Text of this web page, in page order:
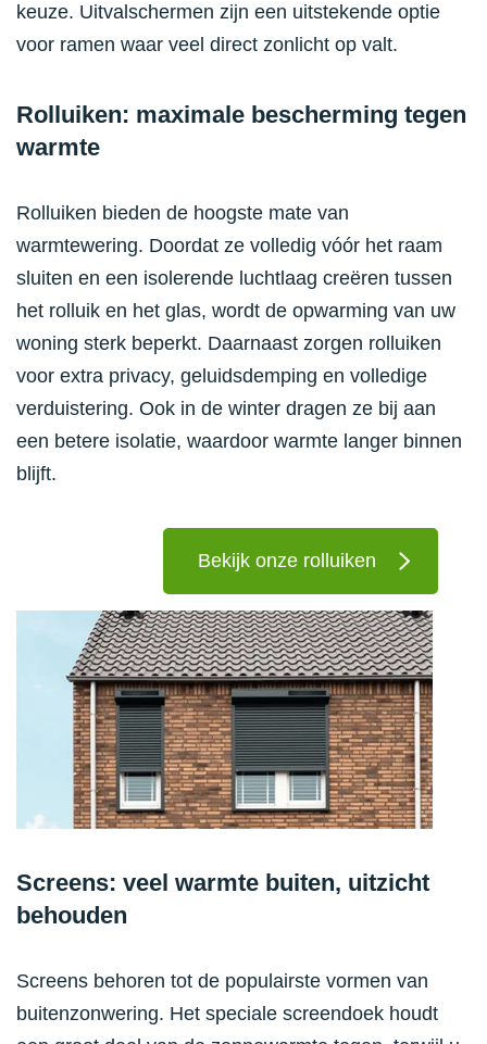
keuze. Uitvalschermen zijn een uitstekende optie
voor ramen waar veel direct zonlicht op valt.
Rolluiken: maximale bescherming tegen
warmte
Rolluiken bieden de hoogste mate van
warmtewering. Doordat ze volledig vóór het raam
sluiten en een isolerende luchtlaag creëren tussen
het rolluik en het glas, wordt de opwarming van uw
woning sterk beperkt. Daarnaast zorgen rolluiken
voor extra privacy, geluidsdemping en volledige
verduistering. Ook in de winter dragen ze bij aan
een betere isolatie, waardoor warmte langer binnen
blijft.
Bekijk onze rolluiken
Screens: veel warmte buiten, uitzicht
behouden
Screens behoren tot de populairste vormen van
buitenzonwering. Het speciale screendoek houdt